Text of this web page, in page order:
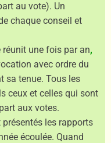
au vote). Un
chaque conseil et
réunit une fois par an,
avec ordre du
sa tenue. Tous les
ceux et celles qui sont
aux votes.
présentés les rapports
écoulée. Quand